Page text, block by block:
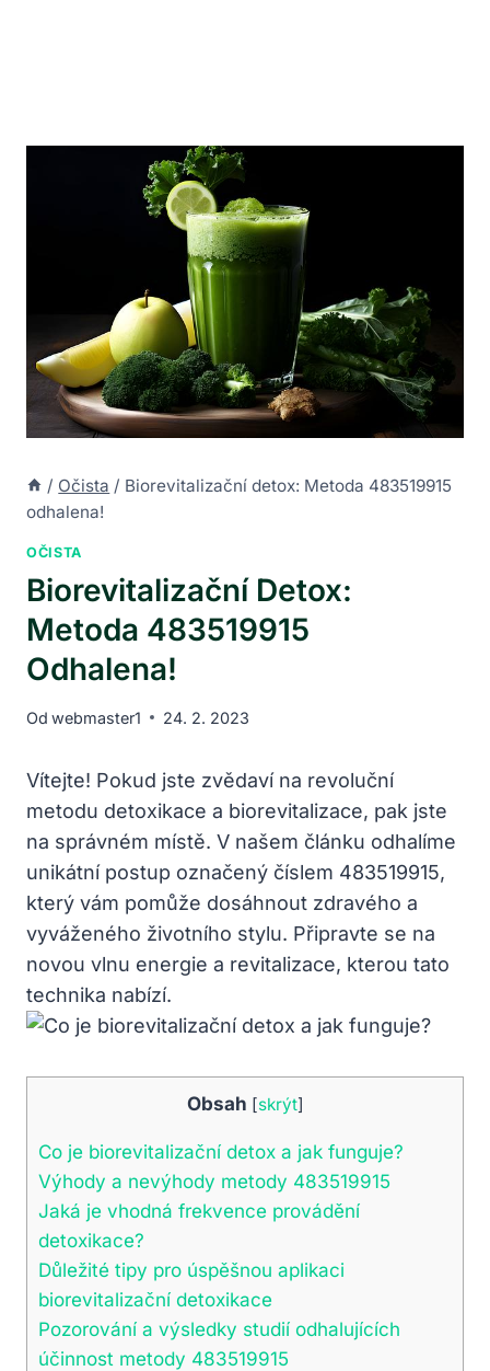
/ Očista / Biorevitalizační detox: Metoda 483519915
odhalena!
OČISTA
Biorevitalizační Detox:
Metoda 483519915
Odhalena!
Od webmaster1 24. 2. 2023
Vítejte! Pokud jste zvědaví na revoluční
metodu detoxikace a biorevitalizace, pak jste
na správném místě. V našem článku odhalíme
unikátní postup označený číslem 483519915,
který vám pomůže dosáhnout zdravého a
vyváženého životního stylu. Připravte se na
novou vlnu energie a revitalizace, kterou tato
technika nabízí.
Obsah [skrýt]
Co je biorevitalizační detox a jak funguje?
Výhody a nevýhody metody 483519915
Jaká je vhodná frekvence provádění
detoxikace?
Důležité tipy pro úspěšnou aplikaci
biorevitalizační detoxikace
Pozorování a výsledky studií odhalujících
účinnost metody 483519915